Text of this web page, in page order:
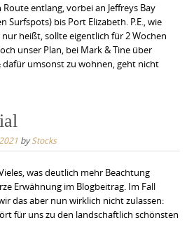
entlang, vorbei an Jeffreys Bay
Surfspots) bis Port Elizabeth. P.E., wie
heißt, sollte eigentlich für 2 Wochen
unser Plan, bei Mark & Tine über
dafür umsonst zu wohnen, geht nicht
byStocks
was deutlich mehr Beachtung
Erwähnung im Blogbeitrag. Im Fall
das aber nun wirklich nicht zulassen:
für uns zu den landschaftlich schönsten